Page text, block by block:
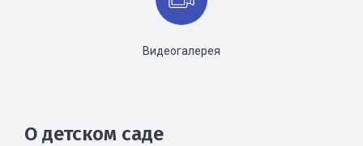
Видеогалерея
О детском саде